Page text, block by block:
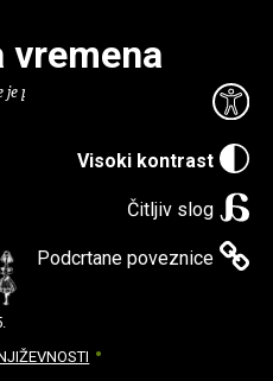
Visoki kontrast
Čitljiv slog
Podcrtane poveznice
vremena
puno knjiga.